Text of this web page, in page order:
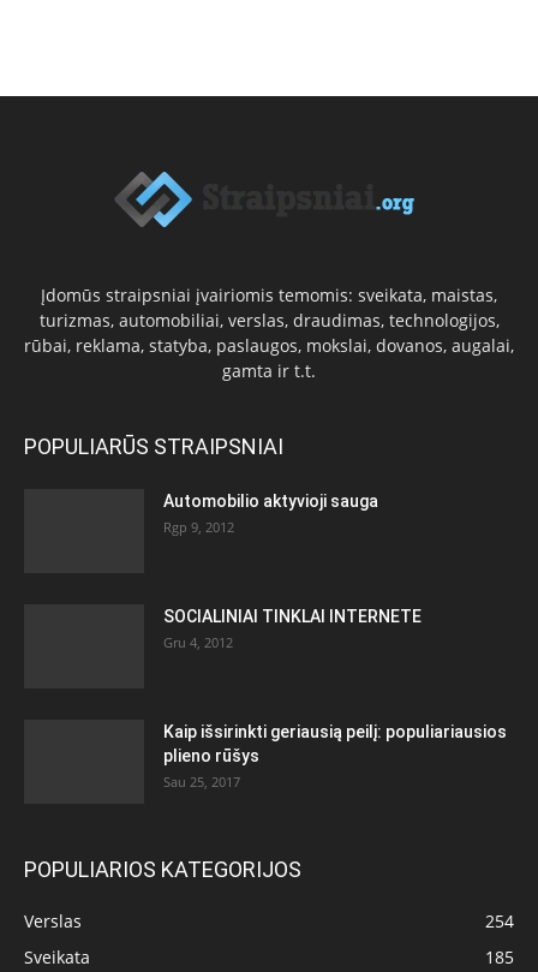
Įdomūs straipsniai įvairiomis temomis: sveikata, maistas,
turizmas, automobiliai, verslas, draudimas, technologijos,
rūbai, reklama, statyba, paslaugos, mokslai, dovanos, augalai,
gamta ir t.t.
POPULIARŪS STRAIPSNIAI
Automobilio aktyvioji sauga
Rgp 9, 2012
SOCIALINIAI TINKLAI INTERNETE
Gru 4, 2012
Kaip išsirinkti geriausią peilį: populiariausios
plieno rūšys
Sau 25, 2017
POPULIARIOS KATEGORIJOS
Verslas
254
Sveikata
185